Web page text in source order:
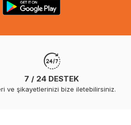
7 / 24 DESTEK
ve şikayetlerinizi bize iletebilirsiniz.